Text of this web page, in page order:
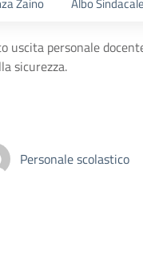
uscita personale
sicurezza.
Personale scolastico